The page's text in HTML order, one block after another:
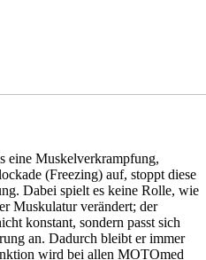
eine Muskelverkrampfung,
(Freezing) auf, stoppt diese
Dabei spielt es keine Rolle, wie
Muskulatur verändert; der
konstant, sondern passt sich
an. Dadurch bleibt er immer
wird bei allen MOTOmed